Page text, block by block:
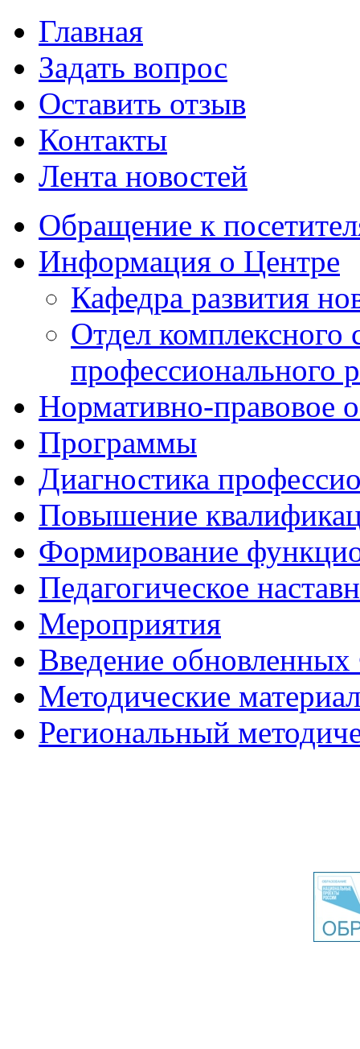
Главная
Задать вопрос
Оставить отзыв
Контакты
Лента новостей
Обращение к
Информация о Центре
Кафедра развития
Отдел комплексного
профессионального
Нормативно-правовое
Программы
Диагностика
Повышение
Формирование
Педагогическое
Мероприятия
Введение
Методические
Региональный